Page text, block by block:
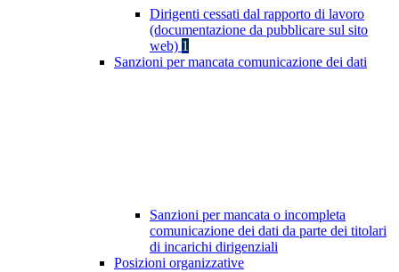
Dirigenti cessati dal rapporto di lavoro
(documentazione da pubblicare sul sito
web) 1
Sanzioni per mancata comunicazione dei dati
Sanzioni per mancata o incompleta
comunicazione dei dati da parte dei titolari
di incarichi dirigenziali
Posizioni organizzative